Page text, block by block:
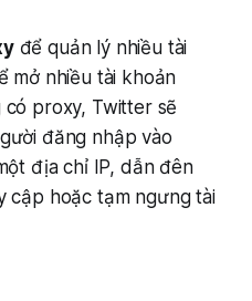
để quản lý nhiều tài
mở nhiều tài khoản
proxy, Twitter sẽ
đăng nhập vào
địa chỉ IP, dẫn đên
cập hoặc tạm ngưng tài